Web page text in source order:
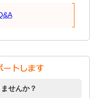
せんか？